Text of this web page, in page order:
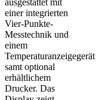
einer integrierten
Vier-Punkte-
Messtechnik und
einem
Temperaturanzeigegerät
samt optional
erhältlichem
Drucker. Das